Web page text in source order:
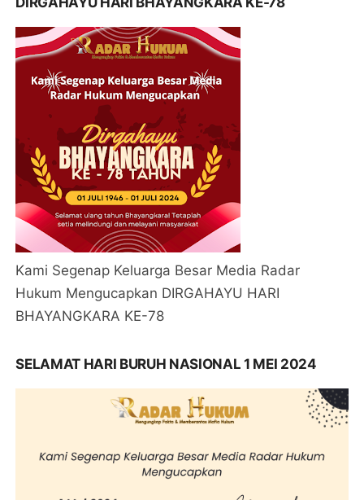
Kami Segenap Keluarga Besar Media Radar
Hukum Mengucapkan DIRGAHAYU HARI
BHAYANGKARA KE-78
SELAMAT HARI BURUH NASIONAL 1 MEI 2024